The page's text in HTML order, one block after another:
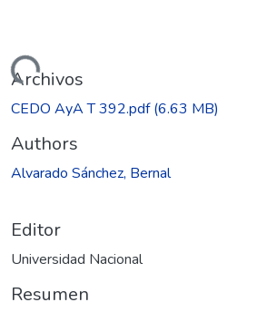
Archivos
CEDO AyA T 392.pdf(6.63 MB)
Authors
Alvarado Sánchez, Bernal
Editor
Universidad Nacional
Resumen